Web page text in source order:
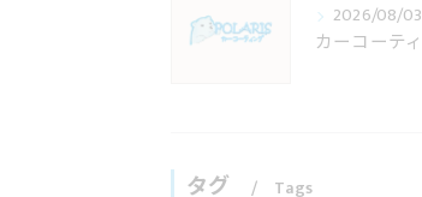
2026/08/03
タグ Tags